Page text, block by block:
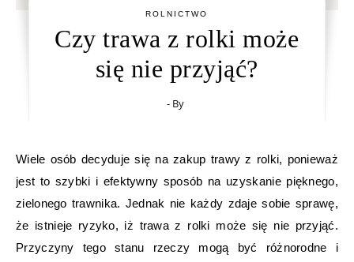
ROLNICTWO
Czy trawa z rolki może
się nie przyjąć?
- By
Wiele osób decyduje się na zakup trawy z rolki, ponieważ
jest to szybki i efektywny sposób na uzyskanie pięknego,
zielonego trawnika. Jednak nie każdy zdaje sobie sprawę,
że istnieje ryzyko, iż trawa z rolki może się nie przyjąć.
Przyczyny tego stanu rzeczy mogą być różnorodne i